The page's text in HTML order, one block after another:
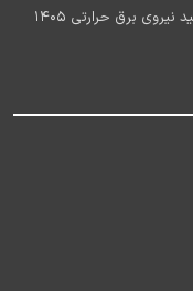
آخرین اخبار استخدام شرکت مادر تخصصی تولید نیروی برق حرارتی 1405